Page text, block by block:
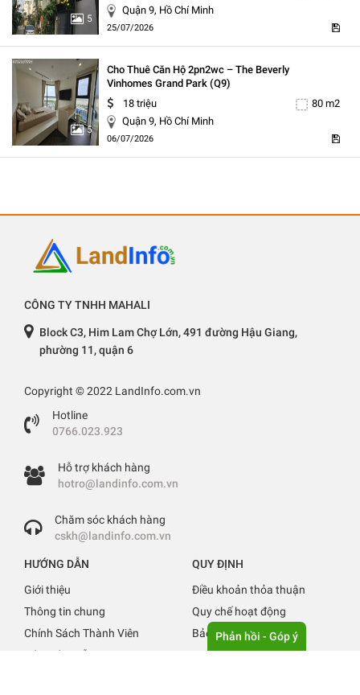
5
Quận 9, Hồ Chí Minh
25/07/2026
5
Cho Thuê Căn Hộ 2pn2wc – The Beverly
Vinhomes Grand Park (q9)
18 triệu
80 m2
Quận 9, Hồ Chí Minh
06/07/2026
CÔNG TY TNHH MAHALI
Block C3, Him Lam Chợ Lớn, 491 đường Hậu Giang,
phường 11, quận 6
Copyright © 2022 LandInfo.com.vn
Hotline
0766.023.923
Hỗ trợ khách hàng
hotro@landinfo.com.vn
Chăm sóc khách hàng
cskh@landinfo.com.vn
HƯỚNG DẪN
Giới thiệu
Thông tin chung
Chính Sách Thành Viên
Báo giá & Hỗ trợ
QUY ĐỊNH
Điều khoản thỏa thuận
Quy chế hoạt động
Bảo mật thông tin
Quy định đăng tin
Phản hồi - Góp ý